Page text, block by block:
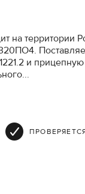
на территории
и